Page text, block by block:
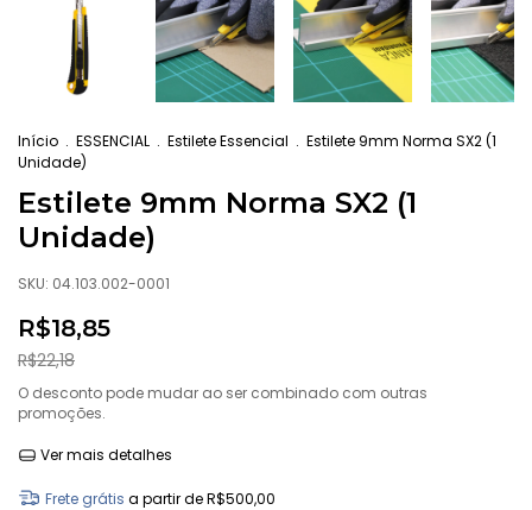
Início . ESSENCIAL . Estilete Essencial . Estilete 9mm Norma SX2 (1
Unidade)
Estilete 9mm Norma SX2 (1
Unidade)
SKU: 04.103.002-0001
R$18,85
R$22,18
O desconto pode mudar ao ser combinado com outras
promoções.
Ver mais detalhes
Frete grátis a partir deR$500,00